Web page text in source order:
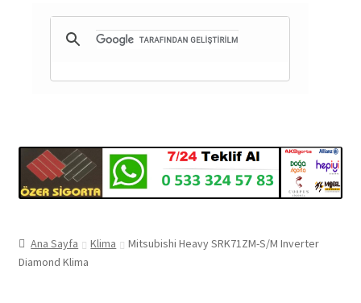
Ana Sayfa Klima
Mitsubishi Heavy SRK71ZM-S/M Inverter
Diamond Klima